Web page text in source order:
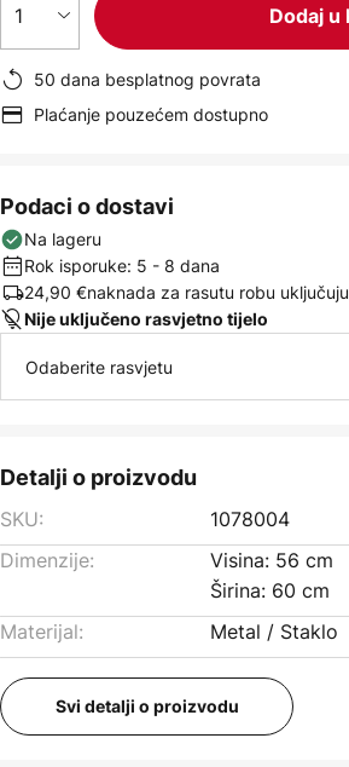
1 Dodaj u
50 dana besplatnog povrata
Plaćanje pouzećem dostupno
Podaci o dostavi
Na lageru
Rok isporuke: 5 - 8 dana
24,90 €naknada za rasutu robu
Nije uključeno rasvjetno tijelo
Odaberite rasvjetu
Detalji o proizvodu
SKU:
1078004
Dimenzije:
Visina: 56 cm
Širina: 60 cm
Materijal:
Metal / Staklo
Svi detalji o proizvodu